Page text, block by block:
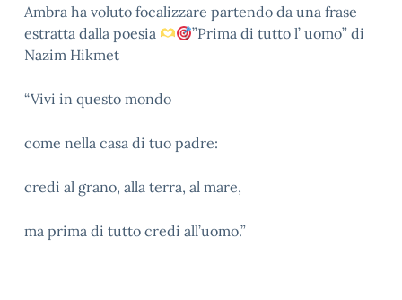
Ambra ha voluto focalizzare partendo da una frase
estratta dalla poesia
”Prima di tutto l’ uomo” di
Nazim Hikmet
“Vivi in questo mondo
come nella casa di tuo padre:
credi al grano, alla terra, al mare,
ma prima di tutto credi all’uomo.”